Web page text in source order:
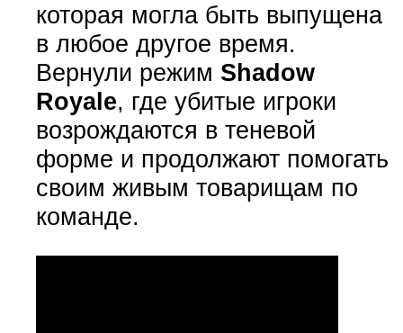
которая могла быть выпущена
в любое другое время.
Вернули режим Shadow
Royale, где убитые игроки
возрождаются в теневой
форме и продолжают помогать
своим живым товарищам по
команде.